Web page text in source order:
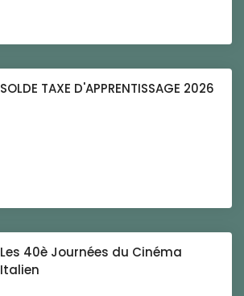
SOLDE TAXE D'APPRENTISSAGE 2026
Les 40è Journées du Cinéma
Italien